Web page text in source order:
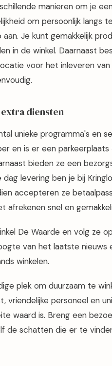
manieren om je
om persoonlijk langs
Je kunt gemakkelijk
in de winkel. Daarnaast
voor het inleveren
diensten
unieke programma's en
en is er een
bieden ze een
levering ben je bij
accepteren ze
snel en
De Waarde en volg ze op
van het laatste nieuws
winkelen.
plek om duurzaam te
personeel en
waard is. Breng een
de schatten die er te